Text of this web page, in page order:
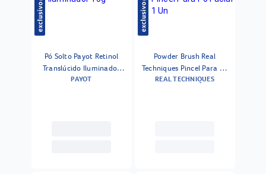
Pó Solto Payot Retinol
Translúcido Iluminador
15g
PAYOT
Powder Brush Real
Techniques Pincel Para Pó
Facial 1 Un
REAL TECHNIQUES